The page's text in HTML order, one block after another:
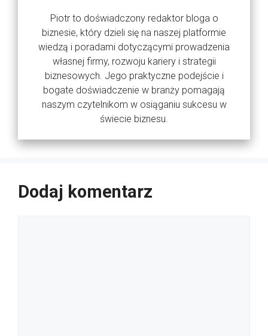
Piotr to doświadczony redaktor bloga o
biznesie, który dzieli się na naszej platformie
wiedzą i poradami dotyczącymi prowadzenia
własnej firmy, rozwoju kariery i strategii
biznesowych. Jego praktyczne podejście i
bogate doświadczenie w branży pomagają
naszym czytelnikom w osiąganiu sukcesu w
świecie biznesu.
Dodaj komentarz